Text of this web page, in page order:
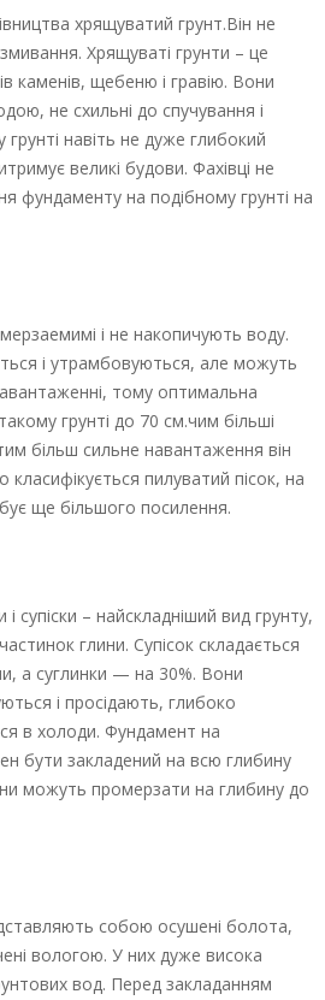
хрящуватий грунт.Він не
Хрящуваті грунти – це
каменів, щебеню і гравію. Вони
не схильні до спучування і
грунті навіть не дуже глибокий
великі будови. Фахівці не
фундаменту на подібному грунті на
і не накопичують воду.
і утрамбовуються, але можуть
тому оптимальна
грунті до 70 см.чим більші
більш сильне навантаження він
пилуватий пісок, на
ще більшого посилення.
і супіски – найскладніший вид грунту,
глини. Супісок складається
а суглинки — на 30%. Вони
і просідають, глибоко
в холоди. Фундамент на
бути закладений на всю глибину
можуть промерзати на глибину до
собою осушені болота,
вологою. У них дуже висока
вод. Перед закладанням